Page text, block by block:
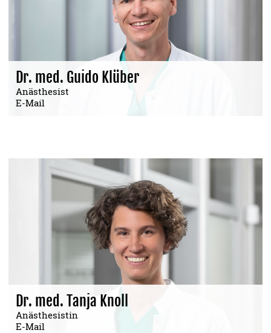
Dr. med. Guido Klüber
Anästhesist
E-Mail
Dr. med. Tanja Knoll
Anästhesistin
E-Mail